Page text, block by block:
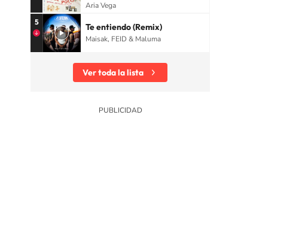
Aria Vega
5 Te entiendo (Remix)
Maisak, FEID & Maluma
Ver toda la lista